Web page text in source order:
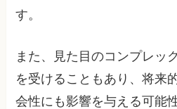
す。
また、見た目のコンプレッ
を受けることもあり、将来
会性にも影響を与える可能